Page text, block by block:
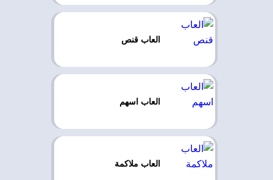
العاب قنص
العاب اسهم
العاب ملاكمة